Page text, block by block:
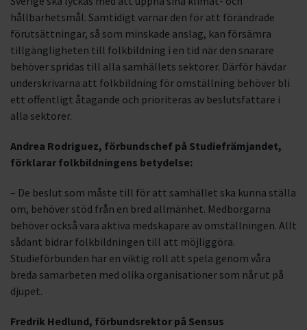
hållbarhetsmål. Samtidigt varnar den för att förändrade
förutsättningar, så som minskade anslag, kan försämra
tillgängligheten till folkbildning i en tid när den snarare
behöver spridas till alla samhällets sektorer. Därför hävdar
underskrivarna att folkbildning för omställning behöver bli
ett offentligt åtagande och prioriteras av beslutsfattare i
alla sektorer.
Andrea Rodriguez, förbundschef på Studiefrämjandet,
förklarar folkbildningens betydelse:
– De beslut som måste till för att samhället ska kunna ställa
om, behöver stöd från en bred allmänhet. Medborgarna
behöver också vara aktiva medskapare av omställningen. Allt
sådant bidrar folkbildningen till att möjliggöra.
Studieförbunden har en viktig roll att spela genom våra
breda samarbeten med olika organisationer som når ut på
djupet.
Fredrik Hedlund, förbundsrektor på Sensus